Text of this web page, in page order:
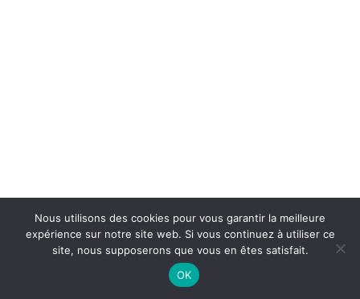
On Air : TEDDY WILSON
Oh! lady be good
Nous utilisons des cookies pour vous garantir la meilleure
expérience sur notre site web. Si vous continuez à utiliser ce
site, nous supposerons que vous en êtes satisfait.
OK